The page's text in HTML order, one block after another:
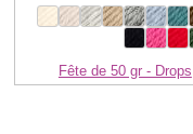
Fête de 50 gr - Drops